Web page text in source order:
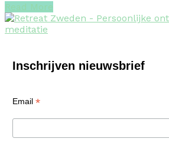
Read More
Inschrijven nieuwsbrief
Email *